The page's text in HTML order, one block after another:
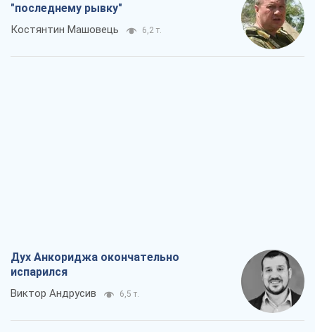
"последнему рывку"
Костянтин Машовець 6,2 т.
Дух Анкориджа окончательно
испарился
Виктор Андрусив 6,5 т.